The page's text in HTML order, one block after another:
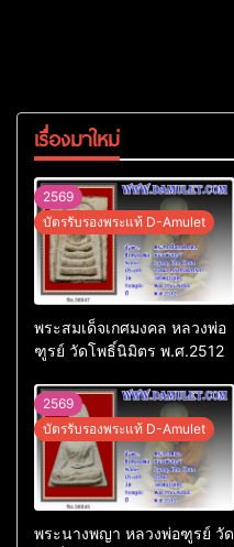
เรื่องมาใหม่
2569
บัตรรับรองพระแท้ D-Amulet
พระสมเด็จเกศมงคล หลวงพ่อ
ฑูรย์ วัดโพธิ์นิมิตร พ.ศ.2512
2569
บัตรรับรองพระแท้ D-Amulet
พระนางพญา หลวงพ่อฑูรย์ วัด